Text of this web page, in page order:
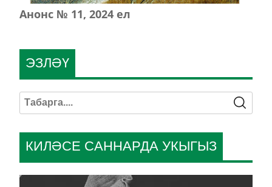
Анонс № 11, 2024 ел
КИЛӘСЕ САННАРДА УКЫГЫЗ
ЭЗЛӘҮ